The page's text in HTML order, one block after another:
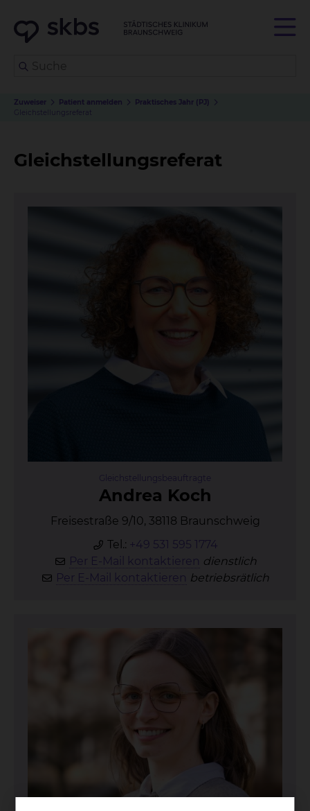
Zuweiser Patient anmelden
Praktisches Jahr (PJ)
Gleichstellungs referat
Gleichstellungsreferat
Gleichstellungsbeauftragte
An­drea Koch
Freisestraße 9/10, 38118 Braunschweig
Tel.: +49 531 595 1774
Per E-Mail kontaktieren dienstlich
Per E-Mail kontaktieren betriebsrätlich